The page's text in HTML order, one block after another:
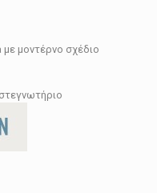
μοντέρνο σχέδιο